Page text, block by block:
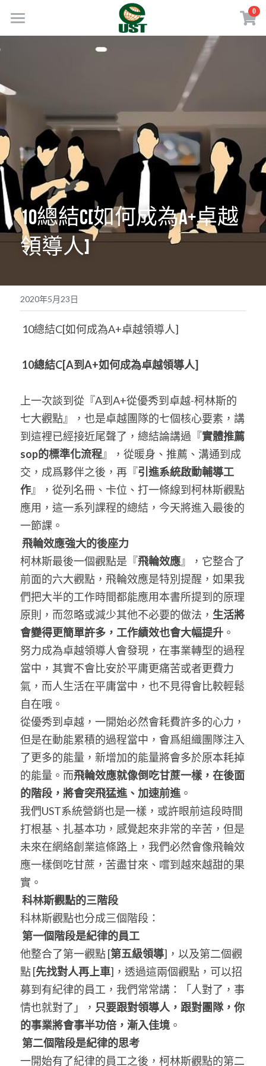
0
Home
訂閱方案
線上商店
免費會員專區
VIP會員專區
歡迎來電
POWERED BY
10總結C[如何成為A+卓越
領導人]
2020年5月23日
10總結C[如何成為A+卓越領導人]
10總結C[A到A+如何成為卓越領導人]
上一次談到從『A到A+從優秀到卓越-柯林斯的
七大觀點』，也是卓越團隊的七個核心要素，講
到這裡已經接近尾聲了，總結論講過『實體推薦
sop的標準化流程』，從暖身、推薦、溝通到成
交，成爲夥伴之後，再『引進系統啟動輔導工
作』，從列名冊、卡位、打一條線到柯林斯觀點
應用，這一系列課程的總結，今天將進入最後的
一節課。
飛輪效應強大的後座力
柯林斯最後一個觀點是『飛輪效應』，它整合了
前面的六大觀點，飛輪效應是特別提醒，如果我
們把大半的工作時間都能應用本書所提到的原理
原則，而忽略或減少其他不必要的做法， 生活將
會變得更簡單許多，工作績效也會大幅提升 。
努力成為卓越領導人會發現，在事業轉型的過程
當中，其實不會比安於平庸更痛苦或者更費力
氣，而人生活在平庸當中，也不見得會比較輕鬆
自在哦。
從優秀到卓越，一開始必然會耗費許多的心力，
但是在動能累積的過程當中，會爲組織團隊注入
了更多的能量，新增加的能量將會多於原本耗掉
的能量。而飛輪效應就像倒吃甘蔗一樣，在後面
的階段，將會突飛猛進、加速前進 。
我們UST系統營銷也是一樣，或許眼前這段時間
打根基、扎基本功，感覺起來非常的辛苦，但是
未來在網絡創業這條路上，我們必然會像飛輪效
應一樣倒吃甘蔗，苦盡甘來、嚐到越來越甜的果
實。
科林斯觀點的三階段
科林斯觀點也分成三個階段：
第一個階段是紀律的員工
他整合了第一觀點 [第五級領導]，以及第二個觀
點 [先找對人再上車]，透過這兩個觀點，可以招
募到有紀律的員工，我們常常講：「人對了，事
情也就對了」， 只要跟對領導人，跟對團隊，你
的事業將會事半功倍，漸入佳境 。
第二個階段是紀律的思考
一開始有了紀律的員工之後，柯林斯觀點的第二
×
商品分類